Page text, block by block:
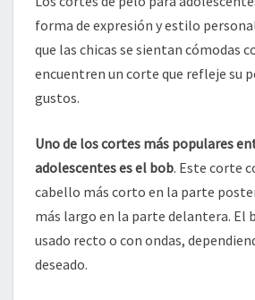
forma de expresión y estilo
que las chicas se sientan cómodas
encuentren un corte que refleje su
gustos.
Uno de los cortes más populares
adolescentes es el bob. Este corte
cabello más corto en la parte
más largo en la parte delantera. El
usado recto o con ondas,
deseado.